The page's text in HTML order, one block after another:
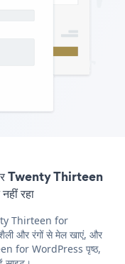
Twenty Thirteen
रहा
Thirteen for
और रंगों से मेल खाएं, और
for WordPress पृष्ठ,